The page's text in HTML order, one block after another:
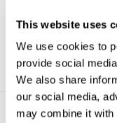
This website uses
We use cookies to
provide social
We also share
our social media,
may combine it with